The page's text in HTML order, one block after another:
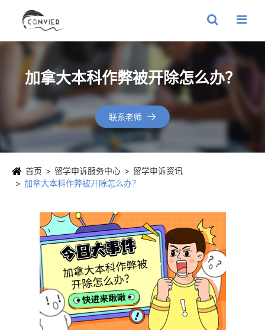
加拿大本科作弊被开除怎么办？
联系老师 
首页 留学申诉服务中心
留学申诉资讯
加拿大本科作弊被开除怎么办？